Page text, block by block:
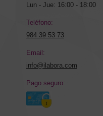
Lun - Jue: 16:00 - 18:00
Teléfono:
984 39 53 73
Email:
info@ilabora.com
Pago seguro: